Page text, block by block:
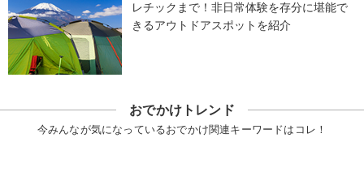
レチックまで！非日常体験を存分に堪能で
きるアウトドアスポットを紹介
おでかけトレンド
今みんなが気になっているおでかけ関連キーワードはコレ！